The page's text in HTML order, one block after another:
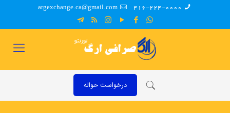
416-224-0000
argexchange.ca@gmail.com
درخواست حواله